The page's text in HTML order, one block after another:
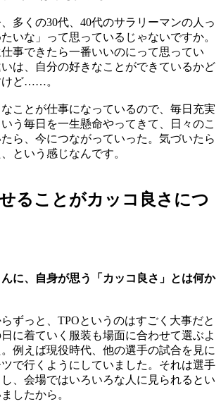
多くの30代、40代のサラリーマンの人っ
いな」って思っているじゃないですか。
事できたら一番いいのにって思ってい
は、自分の好きなことができているかど
けど……。
ことが仕事になっているので、毎日充実
う毎日を一生懸命やってきて、日々のこ
ら、今につながっていった。気づいたら
という感じなんです。
ることがカッコ良さにつ
に、自身が思う「カッコ良さ」とは何か
ずっと、TPOというのはすごく大事だと
に着ていく服装も場面に合わせて選ぶよ
例えば現役時代、他の選手の試合を見に
で行くようにしていました。それは選手
、会場ではいろいろな人に見られるとい
したから。